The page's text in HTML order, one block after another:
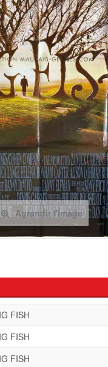
Agrandir l'image
FISH
FISH
FISH